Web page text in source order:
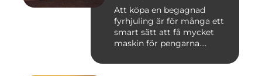
Att köpa en begagnad
fyrhjuling är för många ett
smart sätt att få mycket
maskin för pengarna.